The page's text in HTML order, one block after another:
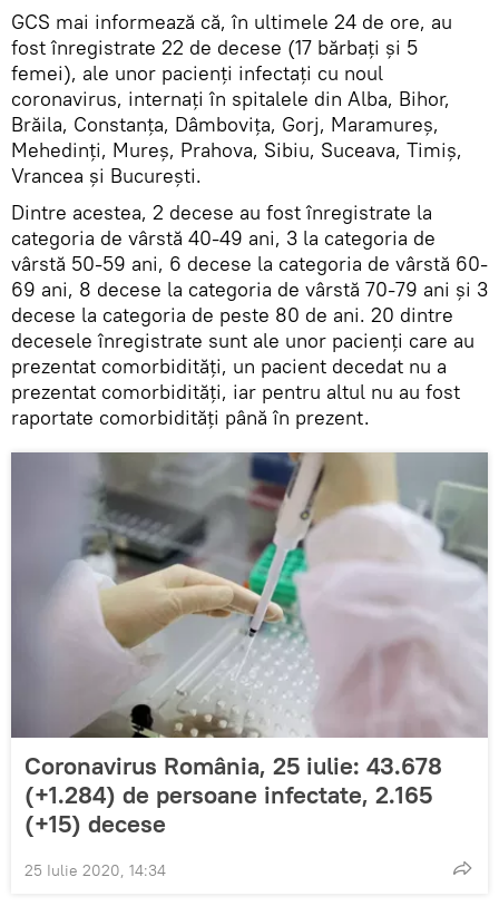
GCS mai informează că, în ultimele 24 de ore, au
fost înregistrate 22 de decese (17 bărbați și 5
femei), ale unor pacienți infectați cu noul
coronavirus, internați în spitalele din Alba, Bihor,
Brăila, Constanța, Dâmbovița, Gorj, Maramureș,
Mehedinți, Mureș, Prahova, Sibiu, Suceava, Timiș,
Vrancea și București.
Dintre acestea, 2 decese au fost înregistrate la
categoria de vârstă 40-49 ani, 3 la categoria de
vârstă 50-59 ani, 6 decese la categoria de vârstă 60-
69 ani, 8 decese la categoria de vârstă 70-79 ani și 3
decese la categoria de peste 80 de ani. 20 dintre
decesele înregistrate sunt ale unor pacienți care au
prezentat comorbidități, un pacient decedat nu a
prezentat comorbidități, iar pentru altul nu au fost
raportate comorbidități până în prezent.
Coronavirus România, 25 iulie: 43.678
(+1.284) de persoane infectate, 2.165
(+15) decese
25 Iulie 2020, 14:34